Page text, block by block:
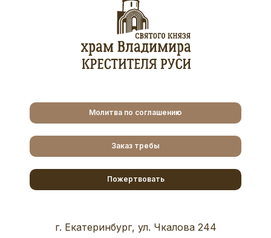
Молитва по соглашению
Заказ требы
Пожертвовать
г. Екатеринбург, ул. Чкалова 244